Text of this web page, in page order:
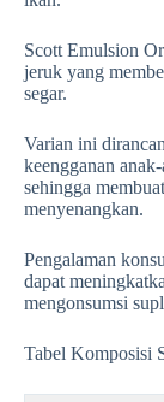
Scott Emulsion
jeruk yang
segar.
Varian ini
keengganan
sehingga
menyenangkan.
Pengalaman
dapat
mengonsumsi
Tabel Komposisi